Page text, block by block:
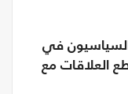
في
العلاقات مع